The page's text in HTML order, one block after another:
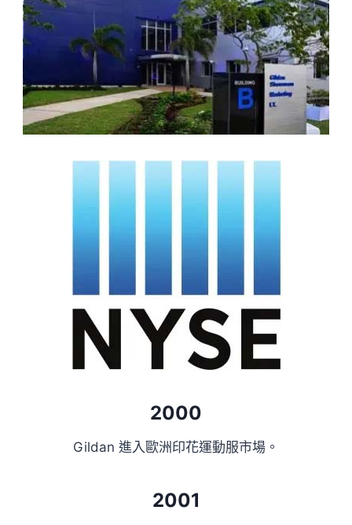
2000
Gildan 進入歐洲印花運動服市場。
2001